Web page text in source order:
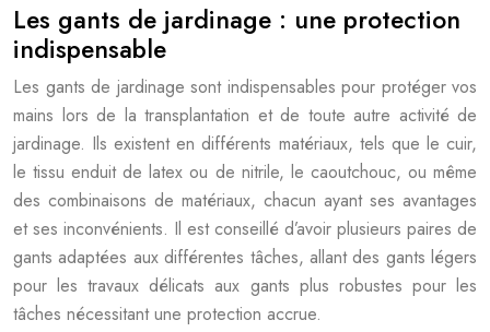
Les gants de jardinage : une protection
indispensable
Les gants de jardinage sont indispensables pour protéger vos
mains lors de la transplantation et de toute autre activité de
jardinage. Ils existent en différents matériaux, tels que le cuir,
le tissu enduit de latex ou de nitrile, le caoutchouc, ou même
des combinaisons de matériaux, chacun ayant ses avantages
et ses inconvénients. Il est conseillé d’avoir plusieurs paires de
gants adaptées aux différentes tâches, allant des gants légers
pour les travaux délicats aux gants plus robustes pour les
tâches nécessitant une protection accrue.